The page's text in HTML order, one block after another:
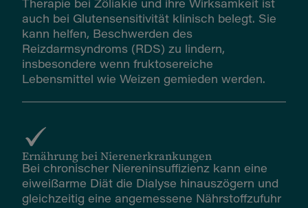
Therapie bei Zöliakie und ihre Wirksamkeit ist
auch bei Glutensensitivität klinisch belegt. Sie
kann helfen, Beschwerden des
Reizdarmsyndroms (RDS) zu lindern,
insbesondere wenn fruktosereiche
Lebensmittel wie Weizen gemieden werden.
Ernährung bei Nierenerkrankungen
Bei chronischer Niereninsuffizienz kann eine
eiweißarme Diät die Dialyse hinauszögern und
gleichzeitig eine angemessene Nährstoffzufuhr